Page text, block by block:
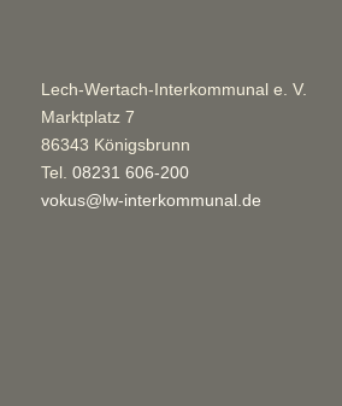
Lech-Wertach-Interkommunal e. V.
Marktplatz 7
86343 Königsbrunn
Tel. 08231 606-200
vokus@lw-interkommunal.de